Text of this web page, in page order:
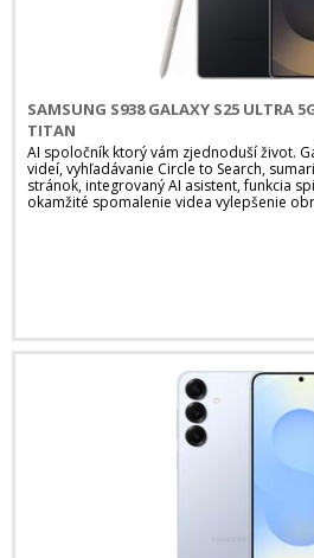
SAMSUNG S938 GALAXY S25 ULTRA
TITAN
AI spoločník ktorý vám zjednoduší život.
videí, vyhľadávanie Circle to Search,
stránok, integrovaný AI asistent, funkcia
okamžité spomalenie videa vylepšenie